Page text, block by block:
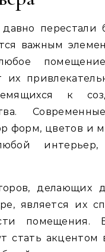
перестали
важным
их
к
форм, цветов и
интерьер,
делающих
является их
помещения.
стать акцентом